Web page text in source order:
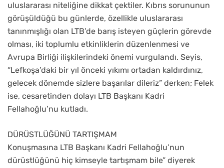
uluslararası niteliğine dikkat çektiler. Kıbrıs sorununun
görüşüldüğü bu günlerde, özellikle uluslararası
tanınmışlığı olan LTB’de barış isteyen güçlerin görevde
olması, iki toplumlu etkinliklerin düzenlenmesi ve
Avrupa Birliği ilişkilerindeki önemi vurgulandı. Seyis,
“Lefkoşa’daki bir yıl önceki yıkımı ortadan kaldırdınız,
gelecek dönemde sizlere başarılar dileriz” derken; Felek
ise, cesaretinden dolayı LTB Başkanı Kadri
Fellahoğlu’nu kutladı.
DÜRÜSTLÜĞÜNÜ TARTIŞMAM
Konuşmasına LTB Başkanı Kadri Fellahoğlu’nun
dürüstlüğünü hiç kimseyle tartışmam bile” diyerek